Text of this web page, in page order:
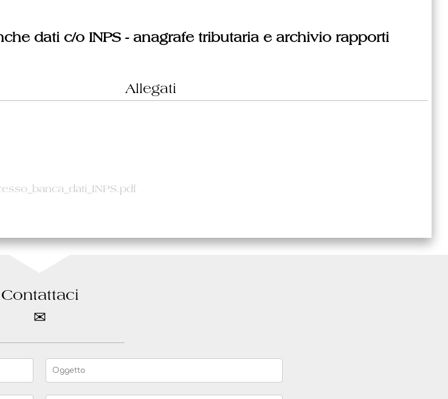
dati c/o INPS - anagrafe tributaria e archivio rapporti
Allegati
Contattaci
✉